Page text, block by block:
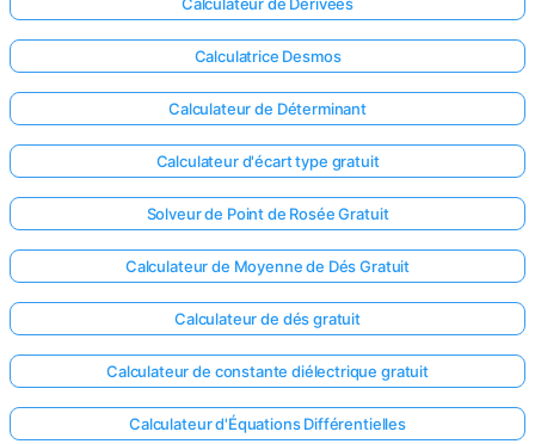
Calculateur de Dérivées
Calculatrice Desmos
Calculateur de Déterminant
Calculateur d'écart type gratuit
Solveur de Point de Rosée Gratuit
Calculateur de Moyenne de Dés Gratuit
Calculateur de dés gratuit
Calculateur de constante diélectrique gratuit
Calculateur d'Équations Différentielles